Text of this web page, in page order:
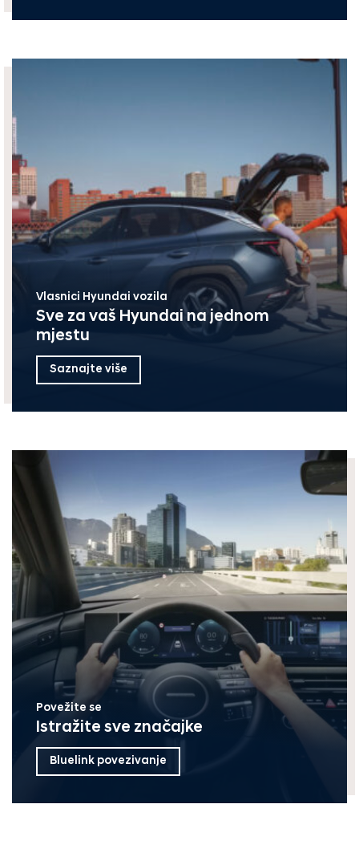
Vlasnici Hyundai vozila
Sve za vaš Hyundai na jednom
mjestu
Saznajte više
Povežite se
Istražite sve značajke
Bluelink povezivanje